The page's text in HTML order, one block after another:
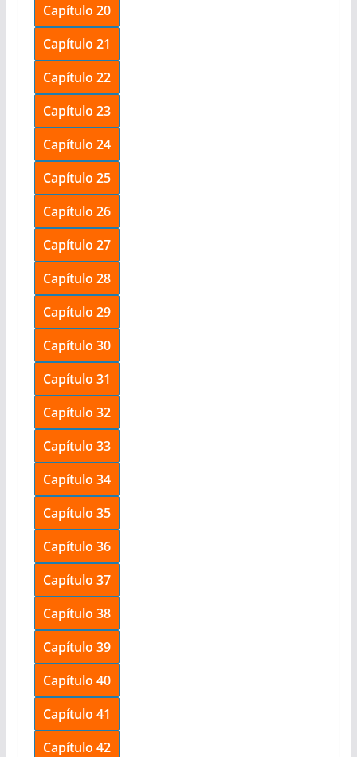
Capítulo 20
Capítulo 21
Capítulo 22
Capítulo 23
Capítulo 24
Capítulo 25
Capítulo 26
Capítulo 27
Capítulo 28
Capítulo 29
Capítulo 30
Capítulo 31
Capítulo 32
Capítulo 33
Capítulo 34
Capítulo 35
Capítulo 36
Capítulo 37
Capítulo 38
Capítulo 39
Capítulo 40
Capítulo 41
Capítulo 42